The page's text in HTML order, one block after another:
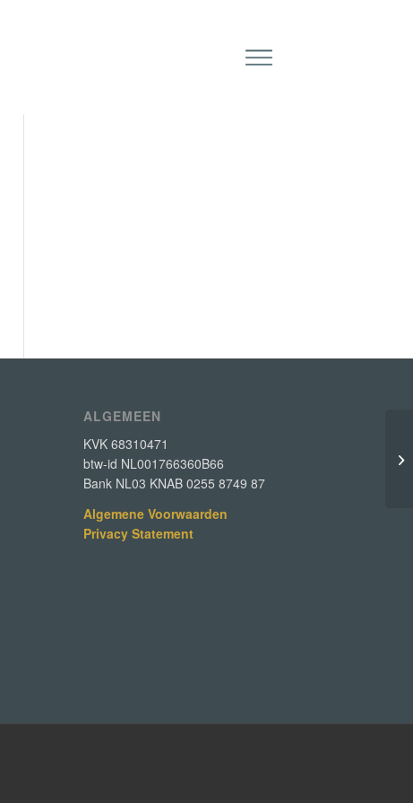
ALGEMEEN
KVK 68310471
btw-id NL001766360B66
Bank NL03 KNAB 0255 8749 87
Algemene Voorwaarden
Privacy Statement